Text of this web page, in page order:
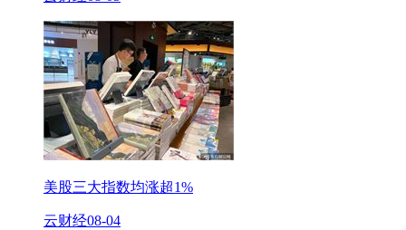
美股三大指数均涨超1%
云财经08-04